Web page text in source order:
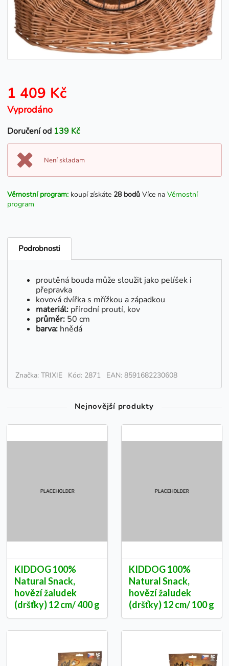
1 409 Kč
Vyprodáno
Doručení od 139 Kč
Není skladam
Věrnostní program: koupí získáte 28 bodů Více na Věrnostní
program
Podrobnosti
proutěná bouda může sloužit jako pelíšek i
přepravka
kovová dvířka s mřížkou a západkou
materiál: přírodní proutí, kov
průměr: 50 cm
barva: hnědá
Značka: TRIXIE Kód: 2871 EAN: 8591682230608
Nejnovější produkty
KIDDOG 100%
Natural Snack,
hovězí žaludek
(dršťky) 12 cm/ 400 g
KIDDOG 100%
Natural Snack,
hovězí žaludek
(dršťky) 12 cm/ 100 g